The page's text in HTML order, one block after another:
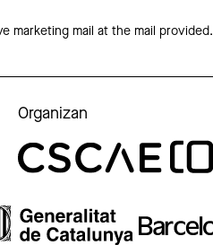
marketing mail at the mail provided.
Organizan